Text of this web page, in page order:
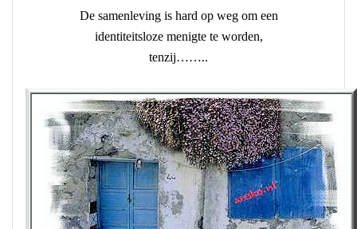
De samenleving is hard op weg om een
identiteitsloze menigte te worden,
tenzij……..